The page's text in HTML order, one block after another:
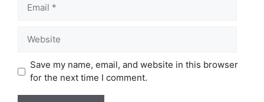
Save my name, email, and website in this browser
for the next time I comment.